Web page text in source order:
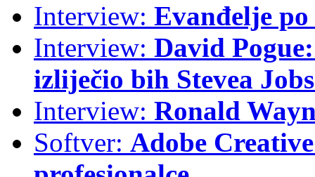
Interview: Evanđelje
Interview: David
izliječio bih Stevea
Interview: Ronald
Softver: Adobe